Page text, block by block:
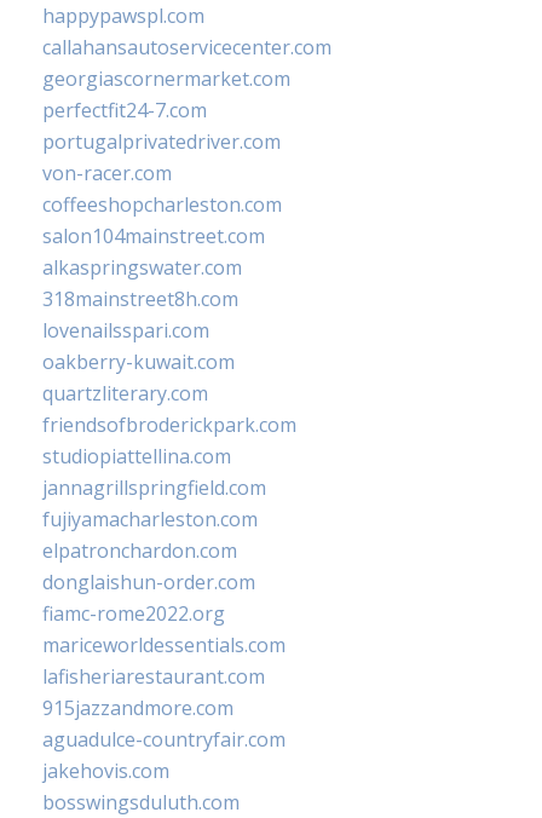
happypawspl.com
callahansautoservicecenter.com
georgiascornermarket.com
perfectfit24-7.com
portugalprivatedriver.com
von-racer.com
coffeeshopcharleston.com
salon104mainstreet.com
alkaspringswater.com
318mainstreet8h.com
lovenailsspari.com
oakberry-kuwait.com
quartzliterary.com
friendsofbroderickpark.com
studiopiattellina.com
jannagrillspringfield.com
fujiyamacharleston.com
elpatronchardon.com
donglaishun-order.com
fiamc-rome2022.org
mariceworldessentials.com
lafisheriarestaurant.com
915jazzandmore.com
aguadulce-countryfair.com
jakehovis.com
bosswingsduluth.com